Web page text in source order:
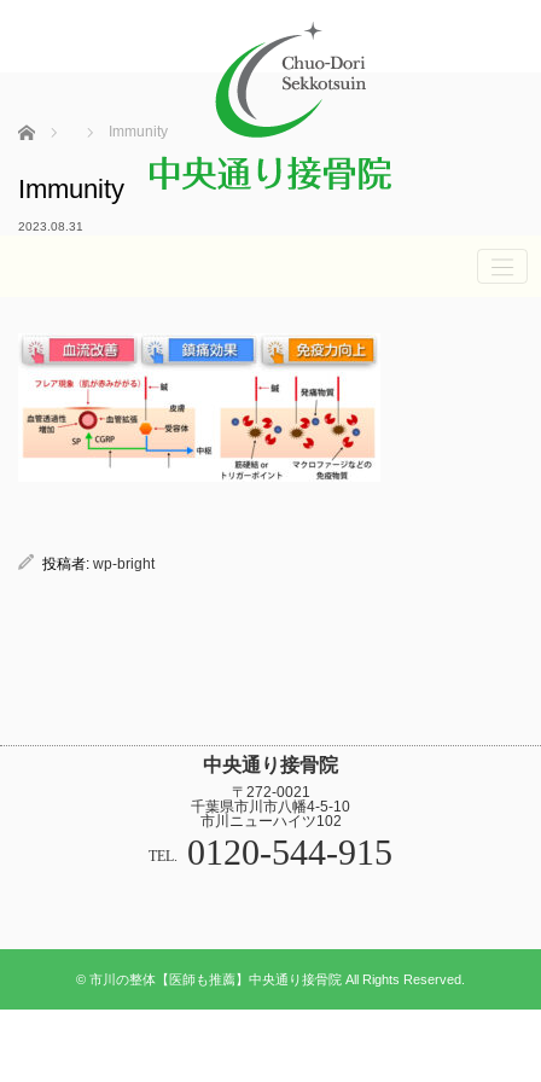
ホーム Immunity
Immunity
2023.08.31
投稿者: wp-bright
中央通り接骨院
〒272-0021
千葉県市川市八幡4-5-10
市川ニューハイツ102
TEL. 0120-544-915
© 市川の整体【医師も推薦】中央通り接骨院 All Rights Reserved.